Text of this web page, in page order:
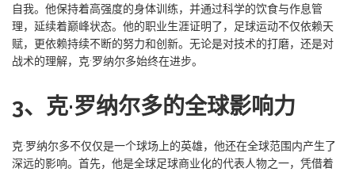
自我。他保持着高强度的身体训练，并通过科学的饮食与作息管
理，延续着巅峰状态。他的职业生涯证明了，足球运动不仅依赖天
赋，更依赖持续不断的努力和创新。无论是对技术的打磨，还是对
战术的理解，克·罗纳尔多始终在进步。
3、克·罗纳尔多的全球影响力
克·罗纳尔多不仅仅是一个球场上的英雄，他还在全球范围内产生了
深远的影响。首先，他是全球足球商业化的代表人物之一，凭借着